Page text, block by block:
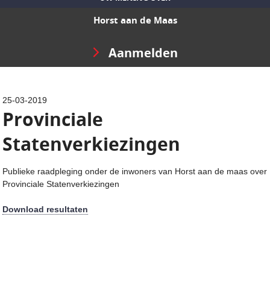
Horst aan de Maas
Aanmelden
25-03-2019
Provinciale
Statenverkiezingen
Publieke raadpleging onder de inwoners van Horst aan de maas over
Provinciale Statenverkiezingen
Download resultaten